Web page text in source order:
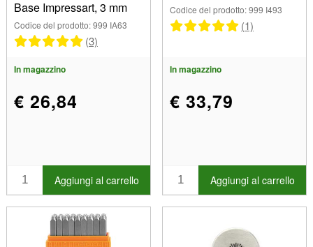
Base Impressart, 3 mm
Codice del prodotto: 999 IA63
(3)
In magazzino
€ 26,84
Aggiungi al carrello
Codice del prodotto: 999 I493
(1)
In magazzino
€ 33,79
Aggiungi al carrello